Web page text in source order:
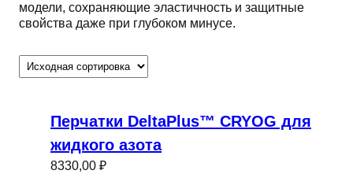
модели, сохраняющие эластичность и защитные
свойства даже при глубоком минусе.
Перчатки DeltaPlus™ CRYOG для
жидкого азота
8330,00 ₽